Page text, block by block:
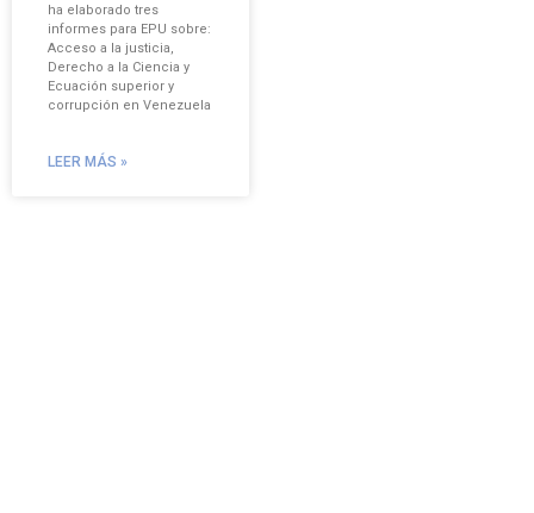
ha elaborado tres
informes para EPU sobre:
Acceso a la justicia,
Derecho a la Ciencia y
Ecuación superior y
corrupción en Venezuela
LEER MÁS »